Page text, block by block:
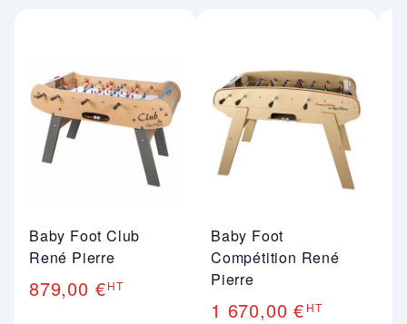
Baby Foot Club
René Pierre
879,00 €HT
Baby Foot
Compétition René
Pierre
1 670,00 € HT